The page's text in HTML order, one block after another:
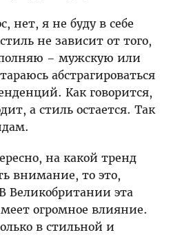
нет, я не буду в себе
не зависит от того,
– мужскую или
абстрагироваться
Как говорится,
а стиль остается. Так
на какой тренд
внимание, то это,
Великобритании эта
огромное влияние.
в стильной и